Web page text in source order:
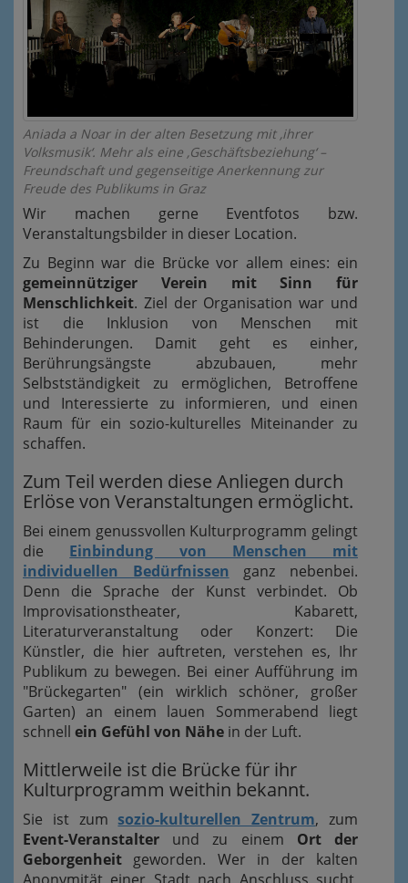
Aniada a Noar in der alten Besetzung mit ‚ihrer
Volksmusik‘. Mehr als eine ‚Geschäftsbeziehung‘ –
Freundschaft und gegenseitige Anerkennung zur
Freude des Publikums in Graz
Wir machen gerne Eventfotos bzw.
Veranstaltungsbilder in dieser Location.
Zu Beginn war die Brücke vor allem eines: ein
gemeinnütziger Verein mit Sinn für
Menschlichkeit. Ziel der Organisation war und
ist die Inklusion von Menschen mit
Behinderungen. Damit geht es einher,
Berührungsängste abzubauen, mehr
Selbstständigkeit zu ermöglichen, Betroffene
und Interessierte zu informieren, und einen
Raum für ein sozio-kulturelles Miteinander zu
schaffen.
Zum Teil werden diese Anliegen durch
Erlöse von Veranstaltungen ermöglicht.
Bei einem genussvollen Kulturprogramm gelingt
die Einbindung von Menschen mit
individuellen Bedürfnissen ganz nebenbei.
Denn die Sprache der Kunst verbindet. Ob
Improvisationstheater, Kabarett,
Literaturveranstaltung oder Konzert: Die
Künstler, die hier auftreten, verstehen es, Ihr
Publikum zu bewegen. Bei einer Aufführung im
"Brückegarten" (ein wirklich schöner, großer
Garten) an einem lauen Sommerabend liegt
schnell ein Gefühl von Nähe in der Luft.
Mittlerweile ist die Brücke für ihr
Kulturprogramm weithin bekannt.
Sie ist zumsozio-kulturellen Zentrum, zum
Event-Veranstalter und zu einem Ort der
Geborgenheit geworden. Wer in der kalten